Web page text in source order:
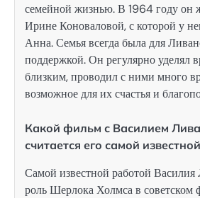
семейной жизнью. В 1964 году он
Ирине Коноваловой, с которой у
Анна. Семья всегда была для
поддержкой. Он регулярно уделял
близким, проводил с ними много
возможное для их счастья и
Какой фильм с Василием
считается его самой
Самой известной работой Василия
роль Шерлока Холмса в